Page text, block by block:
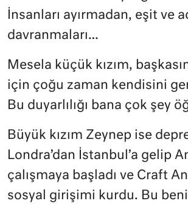
İnsanları ayırmadan, eşit ve
davranmaları…
Mesela küçük kızım,
için çoğu zaman kendisini
Bu duyarlılığı bana çok şey
Büyük kızım Zeynep ise
Londra’dan İstanbul’a gelip
çalışmaya başladı ve Craft
sosyal girişimi kurdu. Bu